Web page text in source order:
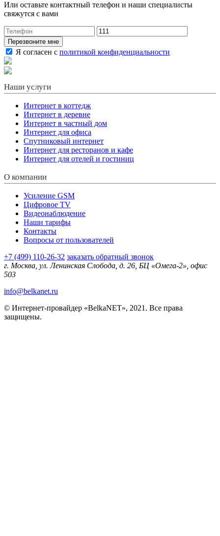
Или оставьте контактный телефон и наши специалисты
свяжутся с вами
Перезвоните мне
Я согласен с политикой конфиденциальности
Наши услуги
Интернет в коттедж
Интернет в деревне
Интернет в частный дом
Интернет для офиса
Спутниковый интернет
Интернет для ресторанов и кафе
Интернет для отелей и гостиниц
О компании
Усиление GSM
Цифровое TV
Видеонаблюдение
Наши тарифы
Контакты
Вопросы от пользователей
+7 (499) 110-26-32 заказать обратный звонок
г. Москва, ул. Ленинская Слобода, д. 26, БЦ «Омега-2», офис
503
info@belkanet.ru
© Интернет-провайдер «BelkaNET», 2021. Все права
защищены.